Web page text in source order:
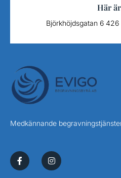
Här
Björkhöjdsgatan 6 426
Medkännande